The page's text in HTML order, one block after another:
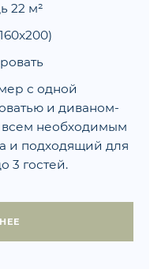
22 м²
с одной
и диваном-
необходимым
и подходящий для
3 гостей.